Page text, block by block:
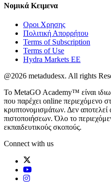
Νομικά Κειμενα
Οροι Χρησης
Πολιτική Απορρήτου
Terms of Subscription
Terms of Use
Hydra Markets EE
@2026 metadudesx. All rights
Το MetaGO Academy™ είναι
που παρέχει online περιεχόμενο
κρυπτονομισμάτων. Δεν
πιστοποιήσεων. Όλο το
εκπαιδευτικούς σκοπούς.
Connect with us